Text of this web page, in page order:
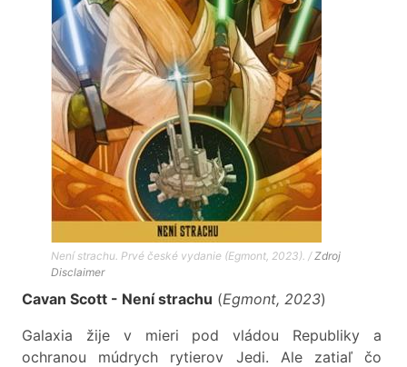
Není strachu. Prvé české vydanie (Egmont, 2023). / Zdroj
Disclaimer
Cavan Scott - Není strachu (Egmont, 2023)
Galaxia žije v mieri pod vládou Republiky a
ochranou múdrych rytierov Jedi. Ale zatiaľ čo